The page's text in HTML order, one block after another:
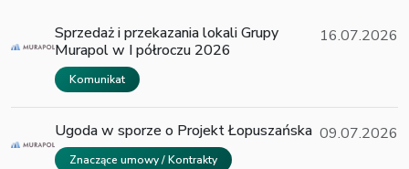
Sprzedaż i przekazania lokali Grupy
Murapol w I półroczu 2026
Komunikat
16.07.2026
Ugoda w sporze o Projekt Łopuszańska
Znaczące umowy / Kontrakty
09.07.2026